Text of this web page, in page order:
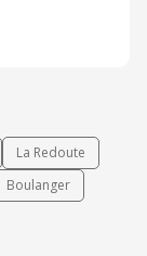
La Redoute
Boulanger